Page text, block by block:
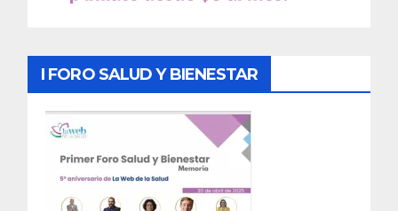
I FORO SALUD Y BIENESTAR